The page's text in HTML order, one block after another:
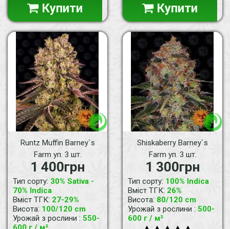
Купити Купити
Runtz Muffin Barney`s
Farm уп. 3 шт.
1 400грн
Тип сорту: 30% Sativa -
70% Indica
Вміст ТГК: 27-29%
Висота: 100/120 cm
Урожай з рослини : 550-
Shiskaberry Barney`s
Farm уп. 3 шт.
1 300грн
Тип сорту: 100% Indica
Вміст ТГК: 26%
Висота: 80/120 cm
Урожай з рослини : 500-
600 г / м²